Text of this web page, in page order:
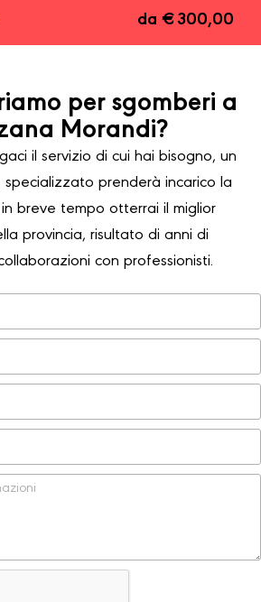
da € 300,00
per sgomberi a
Morandi?
il servizio di cui hai bisogno, un
prenderà incarico la
breve tempo otterrai il miglior
provincia, risultato di anni di
con professionisti.